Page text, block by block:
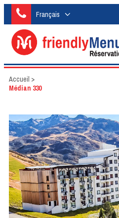
Français
Accueil >
Médian 330